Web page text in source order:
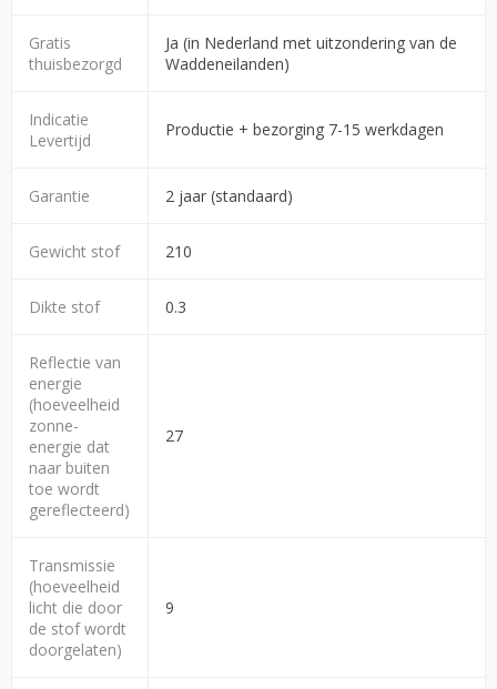
Gratis
thuisbezorgd
Ja (in Nederland met uitzondering van de
Waddeneilanden)
Indicatie
Levertijd
Productie + bezorging 7-15 werkdagen
Garantie 2 jaar (standaard)
Gewicht stof 210
Dikte stof 0.3
Reflectie van
energie
(hoeveelheid
zonne-
energie dat
naar buiten
toe wordt
gereflecteerd)
27
Transmissie
(hoeveelheid
licht die door
de stof wordt
doorgelaten)
9